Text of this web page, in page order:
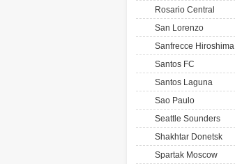
Rosario Central
San Lorenzo
Sanfrecce Hiroshima
Santos FC
Santos Laguna
Sao Paulo
Seattle Sounders
Shakhtar Donetsk
Spartak Moscow